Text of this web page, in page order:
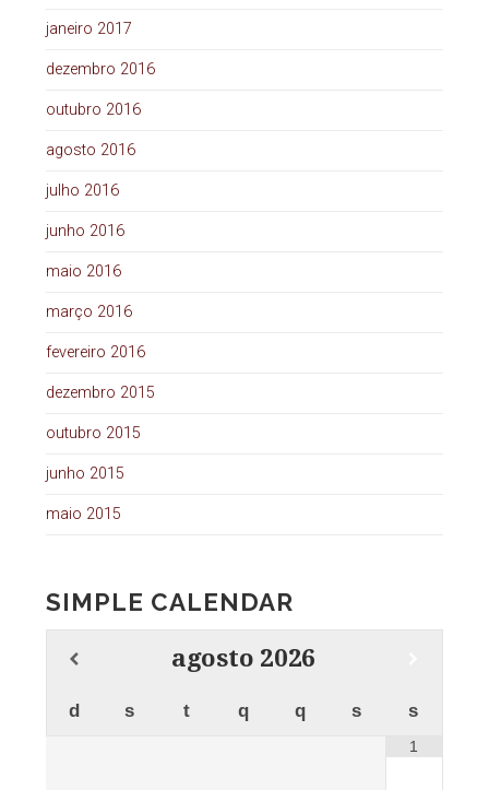
janeiro 2017
dezembro 2016
outubro 2016
agosto 2016
julho 2016
junho 2016
maio 2016
março 2016
fevereiro 2016
dezembro 2015
outubro 2015
junho 2015
maio 2015
SIMPLE CALENDAR
agosto 2026
d s t q q s s
1